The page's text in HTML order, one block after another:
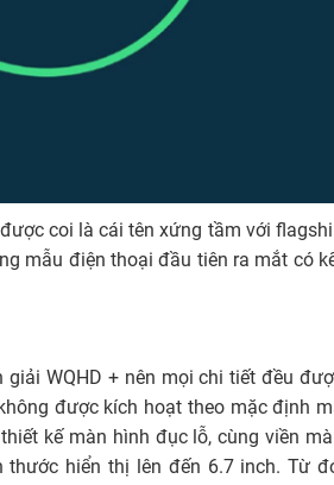
sử dụng từ căn bản đến nâng cao